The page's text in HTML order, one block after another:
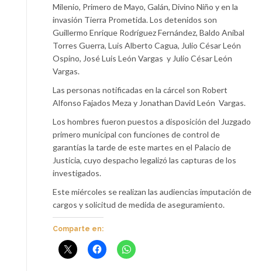
Milenio, Primero de Mayo, Galán, Divino Niño y en la
invasión Tierra Prometida. Los detenidos son
Guillermo Enrique Rodríguez Fernández, Baldo Aníbal
Torres Guerra, Luis Alberto Cagua, Julio César León
Ospino, José Luis León Vargas y Julio César León
Vargas.
Las personas notificadas en la cárcel son Robert
Alfonso Fajados Meza y Jonathan David León Vargas.
Los hombres fueron puestos a disposición del Juzgado
primero municipal con funciones de control de
garantías la tarde de este martes en el Palacio de
Justicia, cuyo despacho legalizó las capturas de los
investigados.
Este miércoles se realizan las audiencias imputación de
cargos y solicitud de medida de aseguramiento.
Comparte en: